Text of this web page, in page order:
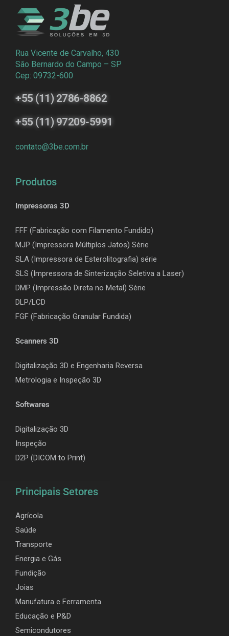
Rua Vicente de Carvalho, 430
São Bernardo do Campo – SP
Cep: 09732-600
+55 (11) 2786-8862
+55 (11) 97209-5991
contato@3be.com.br
Produtos
Impressoras 3D
FFF (Fabricação com Filamento Fundido)
MJP (Impressora Múltiplos Jatos) Série
SLA (Impressora de Esterolitografia) série
SLS (Impressora de Sinterização Seletiva a Laser)
DMP (Impressão Direta no Metal) Série
DLP/LCD
FGF (Fabricação Granular Fundida)
Scanners 3D
Digitalização 3D e Engenharia Reversa
Metrologia e Inspeção 3D
Softwares
Digitalização 3D
Inspeção
D2P (DICOM to Print)
Principais Setores
Agrícola
Saúde
Transporte
Energia e Gás
Fundição
Joias
Manufatura e Ferramenta
Educação e P&D
Semicondutores